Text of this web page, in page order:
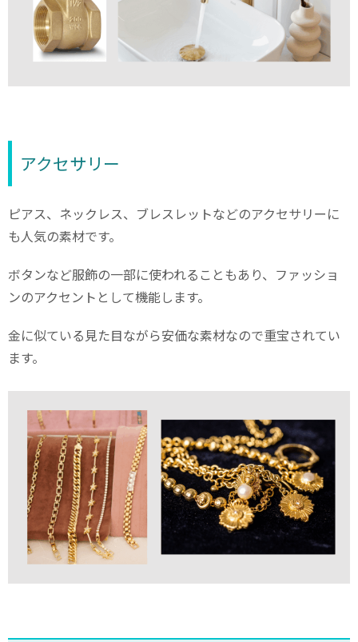
アクセサリー
ピアス、ネックレス、ブレスレットなどのアクセサリーに
も人気の素材です。
ボタンなど服飾の一部に使われることもあり、ファッショ
ンのアクセントとして機能します。
金に似ている見た目ながら安価な素材なので重宝されてい
ます。